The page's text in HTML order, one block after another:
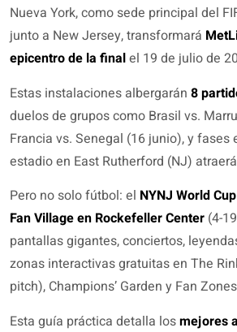
Nueva York, como sede principal del
junto a New Jersey, transformará
epicentro de la finalel 19 de julio de
Estas instalaciones albergarán 8
duelos de grupos como Brasil vs.
Francia vs. Senegal (16 junio), y fases
estadio en East Rutherford (NJ)
Pero no solo fútbol: el NYNJ World
Fan Village en Rockefeller Center (4-
pantallas gigantes, conciertos,
zonas interactivas gratuitas en The
pitch), Champions’ Garden y Fan
Esta guía práctica detalla losmejores